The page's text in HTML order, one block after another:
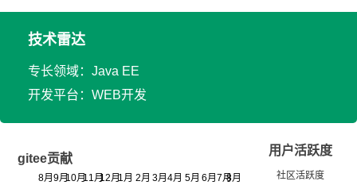
技术雷达
专长领域：Java EE
开发平台：WEB开发
gitee贡献
用户活跃度